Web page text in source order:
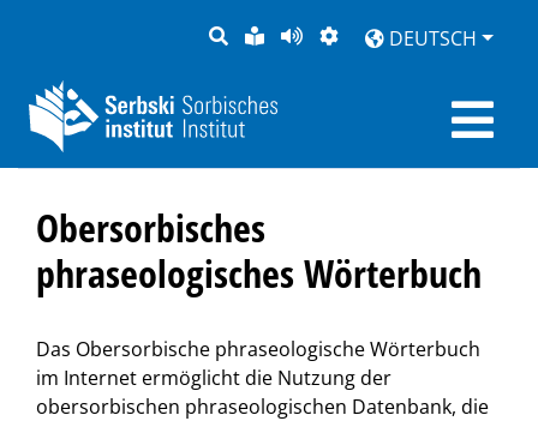
SUCHELEICHTE
SPRACHE
SEITEDARSTELLUNG
DEUTSCH
Obersorbisches
phraseologisches Wörterbuch
Das Obersorbische phraseologische Wörterbuch
im Internet ermöglicht die Nutzung der
obersorbischen phraseologischen Datenbank, die